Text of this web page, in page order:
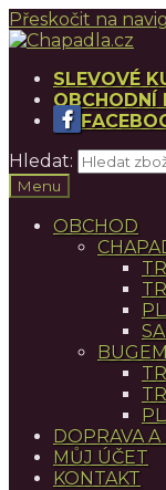
Přeskočit na
SLEVOVÉ
OBCHODNÍ
Hledat:
Menu
OBCHOD
DOPRAVA
MŮJ ÚČET
KONTAKT